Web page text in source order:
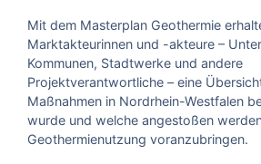
Mit dem Masterplan Geothermie
Marktakteurinnen und -akteure –
Kommunen, Stadtwerke und andere
Projektverantwortliche – eine
Maßnahmen in Nordrhein-Westfalen
wurde und welche angestoßen
Geothermienutzung voranzubringen.